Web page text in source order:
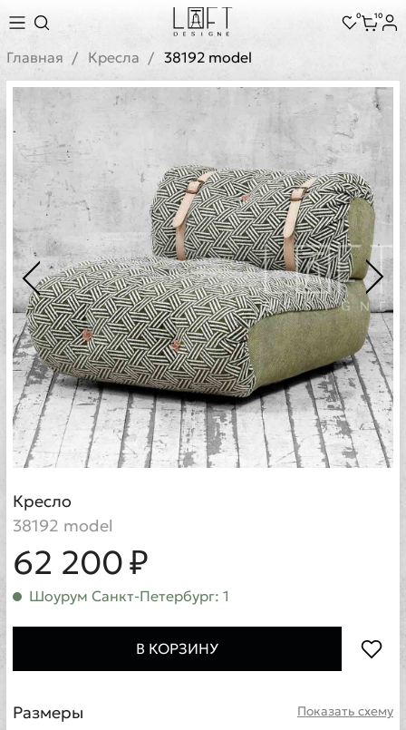
0 10
Главная Кресла 38192 model
Кресло
38192 model
62 200 ₽
Шоурум Санкт-Петербург: 1
В КОРЗИНУ
Показать схему
Размеры